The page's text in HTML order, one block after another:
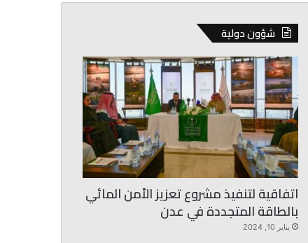
شؤون دولية
اتفاقية لتنفيذ مشروع تعزيز الأمن المائي
بالطاقة المتجددة في عدن
يناير 10, 2024